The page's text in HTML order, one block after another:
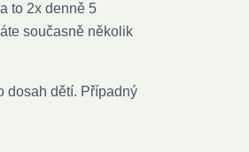
to 2x denně 5
současně několik
dosah dětí. Případný